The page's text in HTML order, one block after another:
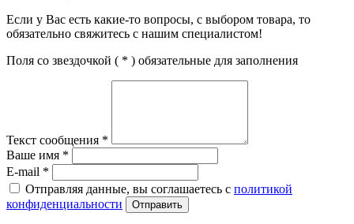
Если у Вас есть какие-то вопросы, с выбором товара, то
обязательно свяжитесь с нашим специалистом!
Поля со звездочкой ( * ) обязательные для заполнения
Текст сообщения *
Ваше имя *
E-mail *
Отправляя данные, вы соглашаетесь с политикой
конфиденциальности
Отправить